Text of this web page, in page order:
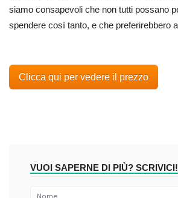
siamo consapevoli che non tutti possano
spendere così tanto, e che preferirebbero
Clicca qui per vedere il prezzo
VUOI SAPERNE DI PIÙ? SCRIVICI!